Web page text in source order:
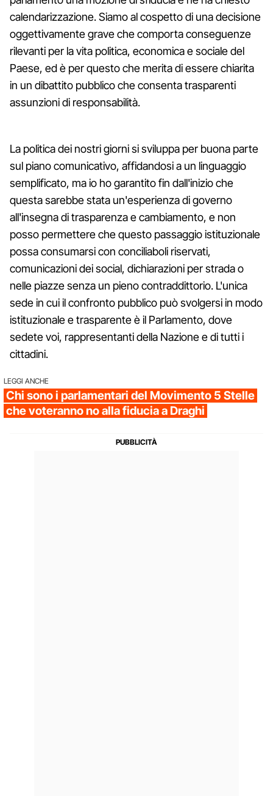
calendarizzazione. Siamo al cospetto di una decisione
oggettivamente grave che comporta conseguenze
rilevanti per la vita politica, economica e sociale del
Paese, ed è per questo che merita di essere chiarita
in un dibattito pubblico che consenta trasparenti
assunzioni di responsabilità.
La politica dei nostri giorni si sviluppa per buona parte
sul piano comunicativo, affidandosi a un linguaggio
semplificato, ma io ho garantito fin dall'inizio che
questa sarebbe stata un'esperienza di governo
all'insegna di trasparenza e cambiamento, e non
posso permettere che questo passaggio istituzionale
possa consumarsi con conciliaboli riservati,
comunicazioni dei social, dichiarazioni per strada o
nelle piazze senza un pieno contraddittorio. L'unica
sede in cui il confronto pubblico può svolgersi in modo
istituzionale e trasparente è il Parlamento, dove
sedete voi, rappresentanti della Nazione e di tutti i
cittadini.
LEGGI ANCHE
Chi sono i parlamentari del Movimento 5 Stelle
che voteranno no alla fiducia a Draghi